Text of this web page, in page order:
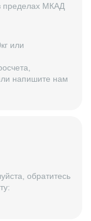
пределах МКАД
или
напишите нам
обратитесь